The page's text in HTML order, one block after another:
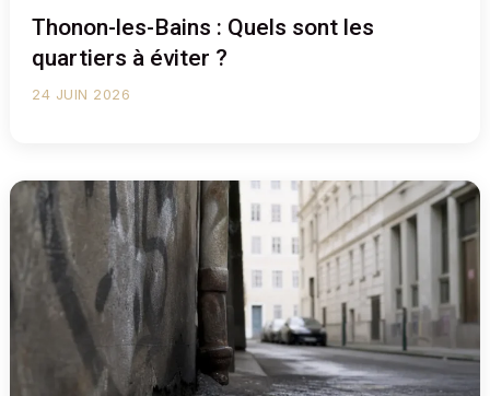
Thonon-les-Bains : Quels sont les
quartiers à éviter ?
24 JUIN 2026